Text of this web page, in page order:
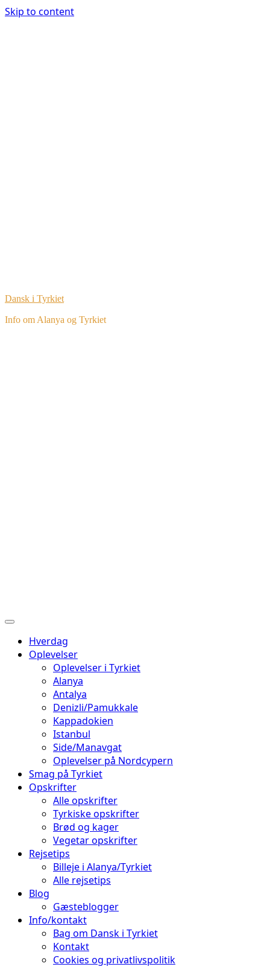
Skip to content
Dansk i Tyrkiet
Info om Alanya og Tyrkiet
Hverdag
Oplevelser
Oplevelser i Tyrkiet
Alanya
Antalya
Denizli/Pamukkale
Kappadokien
Istanbul
Side/Manavgat
Oplevelser på Nordcypern
Smag på Tyrkiet
Opskrifter
Alle opskrifter
Tyrkiske opskrifter
Brød og kager
Vegetar opskrifter
Rejsetips
Billeje i Alanya/Tyrkiet
Alle rejsetips
Blog
Gæsteblogger
Info/kontakt
Bag om Dansk i Tyrkiet
Kontakt
Cookies og privatlivspolitik